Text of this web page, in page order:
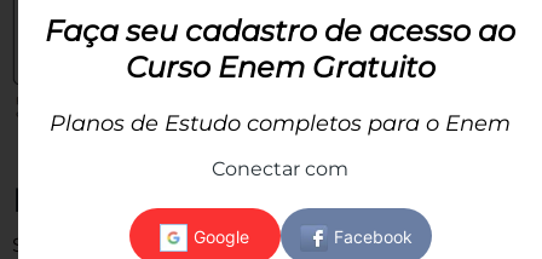
Fatores bióticos
São os efeitos que os organismos podem ter sobre
Faça seu cadastro de acesso ao
Curso Enem Gratuito
Planos de Estudo completos para o Enem
Conectar com